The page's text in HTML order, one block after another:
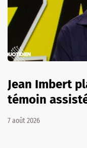
Jean Imbert
témoin
7 août 2026